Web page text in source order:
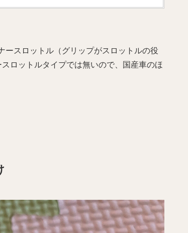
ースロットル（グリップがスロットルの役
ロットルタイプでは無いので、国産車のほ